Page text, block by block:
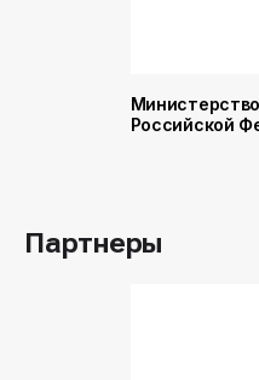
Российской
Партнеры